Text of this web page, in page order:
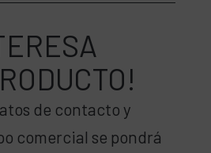
de contacto y
comercial se pondrá